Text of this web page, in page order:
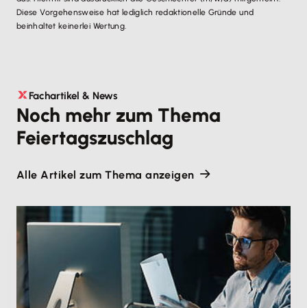
Diese Vorgehensweise hat lediglich redaktionelle Gründe und
beinhaltet keinerlei Wertung.
Fachartikel & News
Noch mehr zum Thema
Feiertagszuschlag
Alle Artikel zum Thema anzeigen